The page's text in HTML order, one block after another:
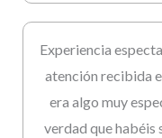
Experiencia
atención recibida
era algo muy
verdad que habéis